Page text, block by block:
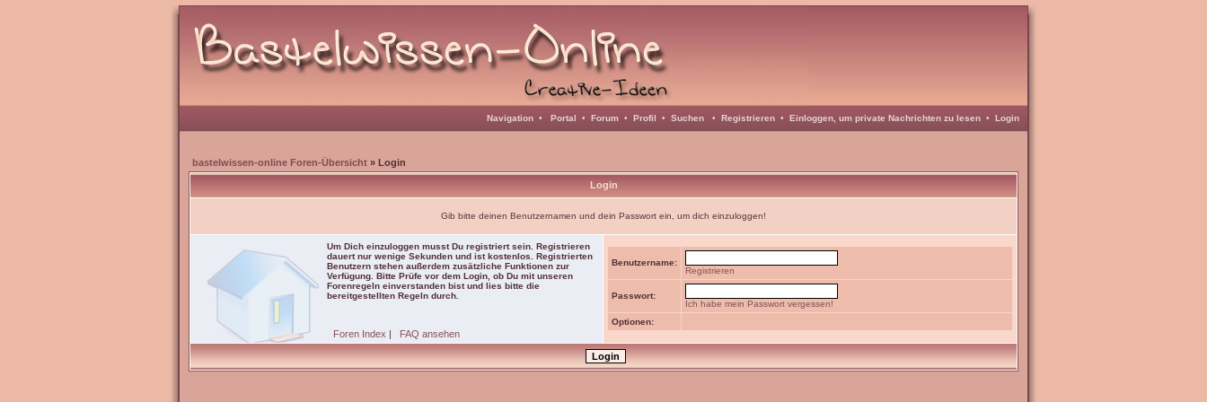
Navigation • Portal • Forum • Profil • Suchen • Registrieren • Einloggen, um private Nachrichten zu lesen • Login
bastelwissen-online Foren-Übersicht » Login
Login
Gib bitte deinen Benutzernamen und dein Passwort ein, um dich einzuloggen!
Um Dich einzuloggen musst Du registriert sein. Registrieren
dauert nur wenige Sekunden und ist kostenlos. Registrierten
Benutzern stehen außerdem zusätzliche Funktionen zur
Verfügung. Bitte Prüfe vor dem Login, ob Du mit unseren
Forenregeln einverstanden bist und lies bitte die
bereitgestellten Regeln durch.
Foren Index | FAQ ansehen
Benutzername:
Registrieren
Passwort:
Ich habe mein Passwort vergessen!
Optionen: